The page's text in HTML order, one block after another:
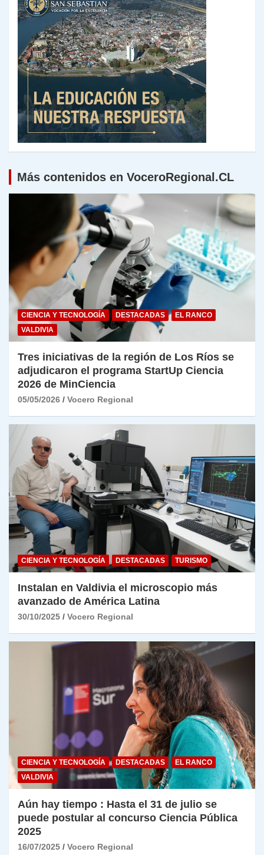
Más contenidos en VoceroRegional.CL
CIENCIA Y TECNOLOGÍA DESTACADAS
EL RANCO
VALDIVIA
Tres iniciativas de la región de Los Ríos se
adjudicaron el programa StartUp Ciencia
2026 de MinCiencia
05/05/2026 Vocero Regional
CIENCIA Y TECNOLOGÍA DESTACADAS TURISMO
Instalan en Valdivia el microscopio más
avanzado de América Latina
30/10/2025 Vocero Regional
CIENCIA Y TECNOLOGÍA DESTACADAS
EL RANCO
VALDIVIA
Aún hay tiempo : Hasta el 31 de julio se
puede postular al concurso Ciencia Pública
2025
16/07/2025 Vocero Regional